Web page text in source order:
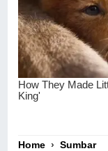
Home ›Sumbar